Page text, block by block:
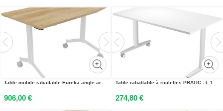
Table mobile rabattable Eureka angle arrondi à droite - L.150 x P.70 cm - Plateau Chêne Nebraska - Pieds Blanc
906,00 €
Table rabattable à roulettes PRATIC - L.140 x P.80 cm - Plateau Blanc - Pieds Aluminium
274,80 €